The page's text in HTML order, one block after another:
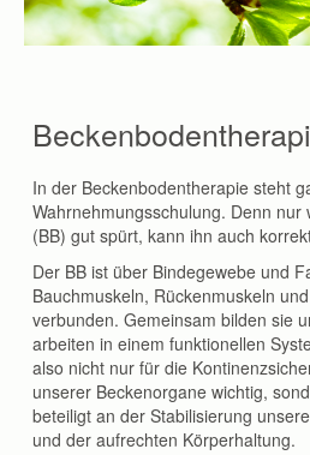
In der Beckenbodentherapie steht
Wahrnehmungsschulung. Denn nur
(BB) gut spürt, kann ihn auch
Der BB ist über Bindegewebe und
Bauchmuskeln, Rückenmuskeln
verbunden. Gemeinsam bilden sie
arbeiten in einem funktionellen
also nicht nur für die
unserer Beckenorgane wichtig,
beteiligt an der Stabilisierung
und der aufrechten Körperhaltung.